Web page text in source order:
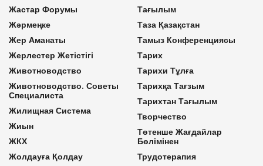
Жастар Форумы
Жәрмеңке
Жер Аманаты
Жерлестер Жетістігі
Животноводство
Животноводство. Советы
Специалиста
Жилищная Система
Жиын
ЖКХ
Жолдауға Қолдау
Тағылым
Таза Қазақстан
Тамыз Конференциясы
Тарих
Тарихи Тұлға
Тарихқа Тағзым
Тарихтан Тағылым
Творчество
Төтенше Жағдайлар
Бөлімінен
Трудотерапия